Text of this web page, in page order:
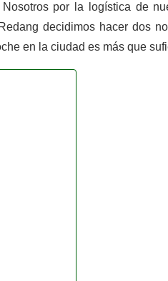
por la logística de
decidimos hacer dos
en la ciudad es más que